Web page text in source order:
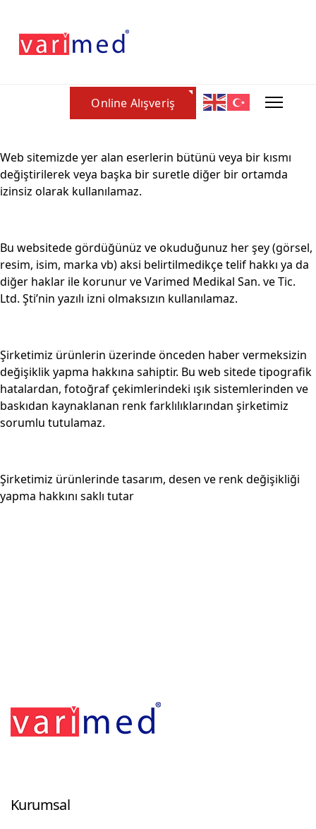
Online Alışveriş
Web sitemizde yer alan eserlerin bütünü veya bir kısmı
değiştirilerek veya başka bir suretle diğer bir ortamda
izinsiz olarak kullanılamaz.
Bu websitede gördüğünüz ve okuduğunuz her şey (görsel,
resim, isim, marka vb) aksi belirtilmedikçe telif hakkı ya da
diğer haklar ile korunur ve Varimed Medikal San. ve Tic.
Ltd. Şti’nin yazılı izni olmaksızın kullanılamaz.
Şirketimiz ürünlerin üzerinde önceden haber vermeksizin
değişiklik yapma hakkına sahiptir. Bu web sitede tipografik
hatalardan, fotoğraf çekimlerindeki ışık sistemlerinden ve
baskıdan kaynaklanan renk farklılıklarından şirketimiz
sorumlu tutulamaz.
Şirketimiz ürünlerinde tasarım, desen ve renk değişikliği
yapma hakkını saklı tutar
Kurumsal